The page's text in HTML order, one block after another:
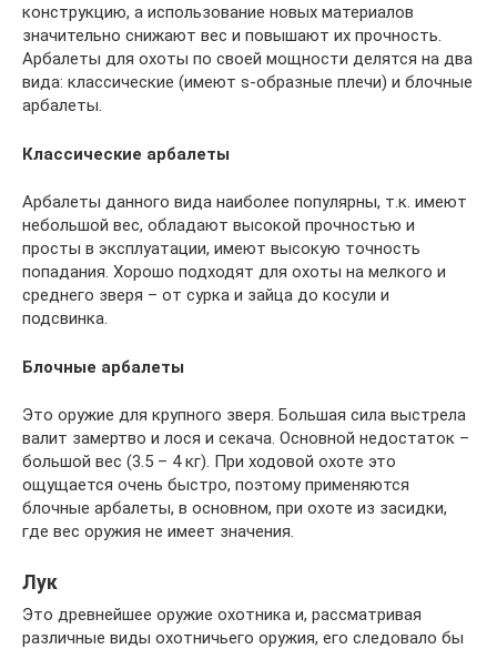
конструкцию, а использование новых материалов
значительно снижают вес и повышают их прочность.
Арбалеты для охоты по своей мощности делятся на два
вида: классические (имеют s-образные плечи) и блочные
арбалеты.
Классические арбалеты
Арбалеты данного вида наиболее популярны, т.к. имеют
небольшой вес, обладают высокой прочностью и
просты в эксплуатации, имеют высокую точность
попадания. Хорошо подходят для охоты на мелкого и
среднего зверя – от сурка и зайца до косули и
подсвинка.
Блочные арбалеты
Это оружие для крупного зверя. Большая сила выстрела
валит замертво и лося и секача. Основной недостаток –
большой вес (3.5 – 4 кг). При ходовой охоте это
ощущается очень быстро, поэтому применяются
блочные арбалеты, в основном, при охоте из засидки,
где вес оружия не имеет значения.
Лук
Это древнейшее оружие охотника и, рассматривая
различные виды охотничьего оружия, его следовало бы